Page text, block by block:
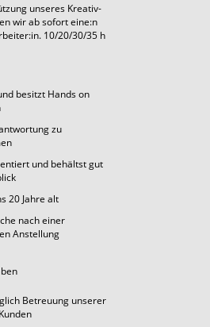
unseres Kreativ-
wir ab sofort eine:n
10/20/30/35 h
besitzt Hands on
zu
und behältst gut
20 Jahre alt
nach einer
Anstellung
Betreuung unserer